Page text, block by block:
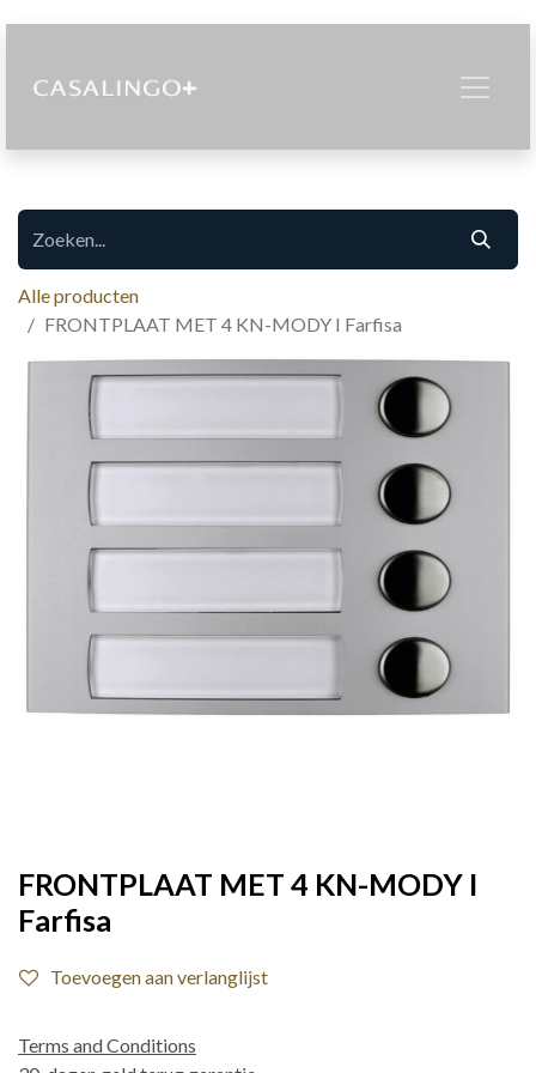
Alle producten
FRONTPLAAT MET 4 KN-MODY I Farfisa
FRONTPLAAT MET 4 KN-MODY I
Farfisa
Toevoegen aan verlanglijst
Terms and Conditions